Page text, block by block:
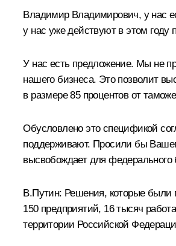
Владимир Владимирович, у нас
у нас уже действуют в этом году
У нас есть предложение. Мы не
нашего бизнеса. Это позволит
в размере 85 процентов от
Обусловлено это спецификой
поддерживают. Просили бы
высвобождает для
В.Путин: Решения, которые были
150 предприятий, 16 тысяч
территории Российской